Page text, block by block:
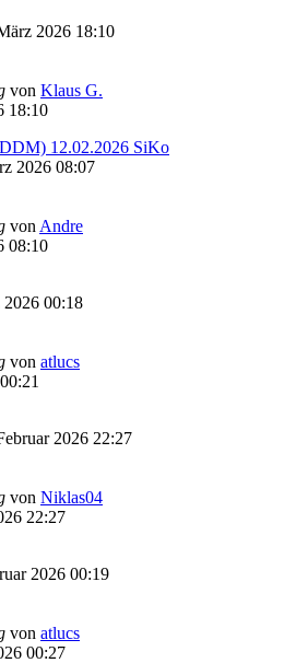
2026 18:10
von Klaus G.
18:10
12.02.2026 SiKo
2026 08:07
von Andre
08:10
00:18
von atlucs
2026 22:27
von Niklas04
22:27
2026 00:19
von atlucs
00:27